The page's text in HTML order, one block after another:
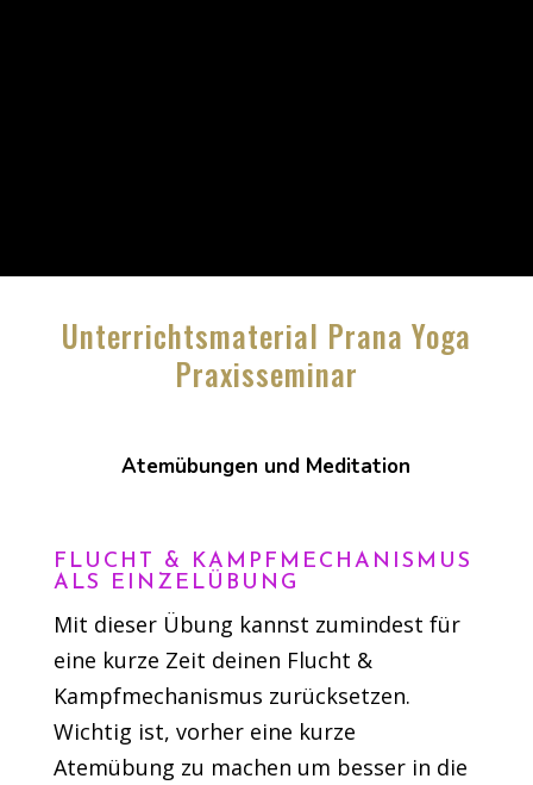
Unterrichtsmaterial Prana Yoga
Praxisseminar
Atemübungen und Meditation
FLUCHT & KAMPFMECHANISMUS
ALS EINZELÜBUNG
Mit dieser Übung kannst zumindest für
eine kurze Zeit deinen Flucht &
Kampfmechanismus zurücksetzen.
Wichtig ist, vorher eine kurze
Atemübung zu machen um besser in die